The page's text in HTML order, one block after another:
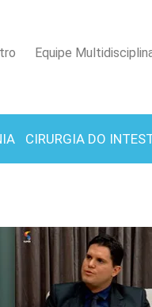
Equipe
CIRURGIA DO